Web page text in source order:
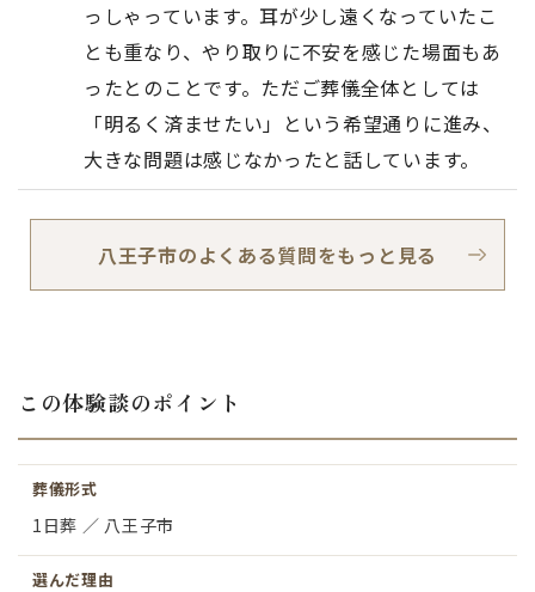
っしゃっています。耳が少し遠くなっていたこ
とも重なり、やり取りに不安を感じた場面もあ
ったとのことです。ただご葬儀全体としては
「明るく済ませたい」という希望通りに進み、
大きな問題は感じなかったと話しています。
八王子市のよくある質問をもっと見る
この体験談のポイント
葬儀形式
1日葬 ／ 八王子市
選んだ理由